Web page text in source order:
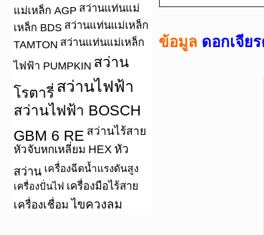
แม่เหล็ก AGP สว่านแท่นแม่
เหล็ก BDS สว่านแท่นแม่เหล็ก
TAMTON สว่านแท่นแม่เหล็ก
ไฟฟ้า PUMPKIN สว่าน
โรตารี่ สว่านไฟฟ้า
สว่านไฟฟ้า BOSCH
GBM 6 RE สว่านไร้สาย
หัวจับหกเหลี่ยม HEX หัว
สว่าน เครื่องฉีดน้ำแรงดันสูง
เครื่องปั่นไฟ เครื่องมือไร้สาย
เครื่องเชื่อม ไขควงลม
ข้อมูล ดอกเจีย